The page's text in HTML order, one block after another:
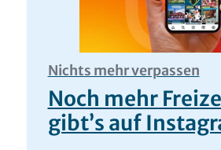
Nichts mehr verpassen
Noch mehr
gibt’s auf